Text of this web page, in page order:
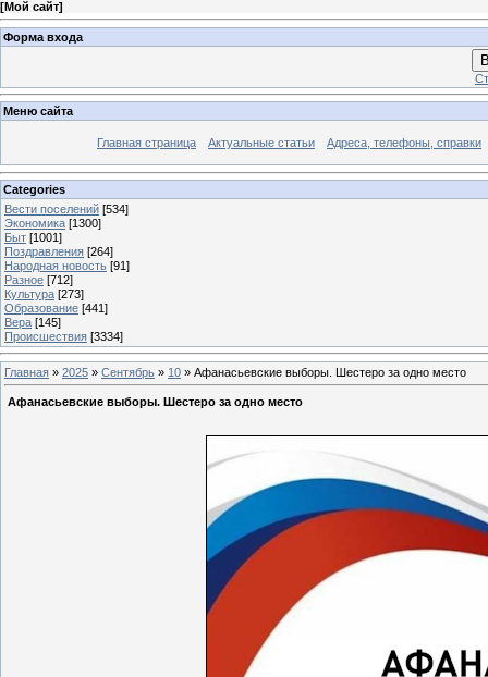
[Мой сайт]
Форма входа
Меню сайта
Главная страница Актуальные статьи Адреса, телефоны, справки
Categories
Вести поселений [534]
Экономика [1300]
Быт [1001]
Поздравления [264]
Народная новость [91]
Разное [712]
Культура [273]
Образование [441]
Вера [145]
Происшествия [3334]
Главная » 2025 » Сентябрь » 10 » Афанасьевские выборы. Шестеро за одно место
Афанасьевские выборы. Шестеро за одно место